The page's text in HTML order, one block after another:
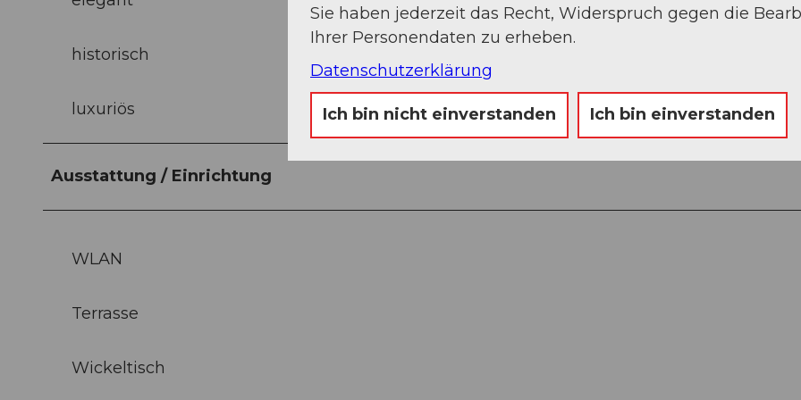
historisch
luxuriös
Ausstattung / Einrichtung
WLAN
Terrasse
Wickeltisch
Sie haben jederzeit das Recht, Widerspruch gegen die
Ihrer Personendaten zu erheben.
Datenschutzerklärung
Ich bin nicht einverstanden Ich bin einverstanden